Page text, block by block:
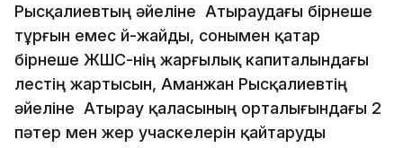
Рысқалиевтың әйеліне Атыраудағы бірнеше
тұрғын емес үй-жайды, сонымен қатар
бірнеше ЖШС-нің жарғылық капиталындағы
үлестің жартысын, Аманжан Рысқалиевтің
әйеліне Атырау қаласының орталығындағы 2
пәтер мен жер учаскелерін қайтаруды